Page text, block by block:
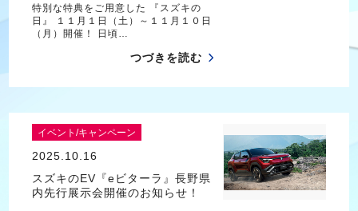
特別な特典をご用意した 『スズキの
日』 １１月１日（土）～１１月１０日
（月）開催！ 日頃…
つづきを読む
イベント/キャンペーン
2025.10.16
スズキのEV『eビターラ』長野県
内先行展示会開催のお知らせ！